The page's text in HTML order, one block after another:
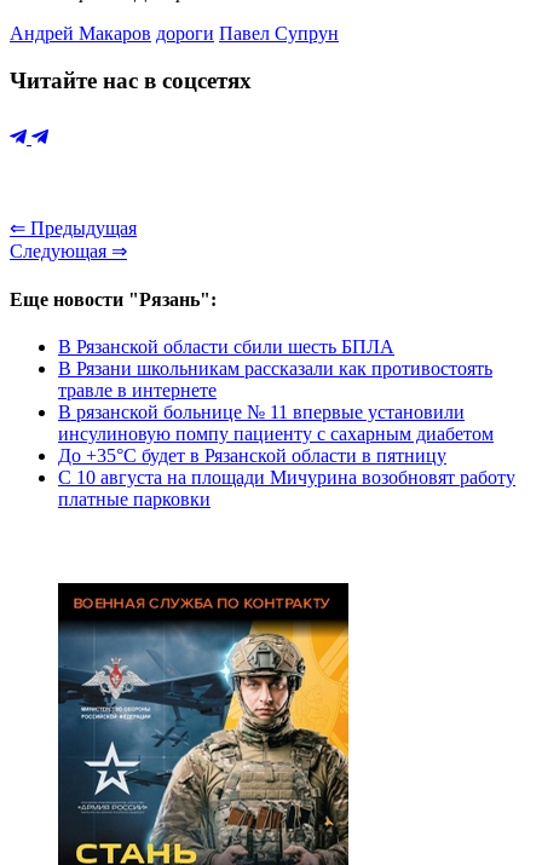
Андрей Макаров дороги Павел Супрун
Читайте нас в соцсетях
⇐ Предыдущая
Следующая ⇒
Еще новости "Рязань":
В Рязанской области сбили шесть БПЛА
В Рязани школьникам рассказали как противостоять
травле в интернете
В рязанской больнице № 11 впервые установили
инсулиновую помпу пациенту с сахарным диабетом
До +35°С будет в Рязанской области в пятницу
С 10 августа на площади Мичурина возобновят работу
платные парковки